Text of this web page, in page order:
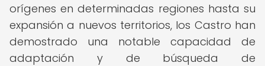
orígenes en determinadas regiones hasta su
expansión a nuevos territorios, los Castro han
demostrado una notable capacidad de
adaptación y de búsqueda de